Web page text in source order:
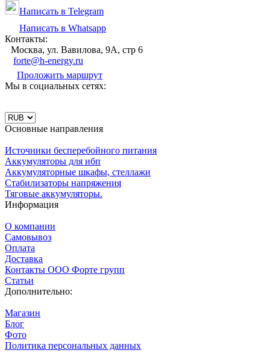
Написать в Telegram
Написать в Whatsapp
Контакты:
Москва, ул. Вавилова, 9А, стр 6
forte@h-energy.ru
Проложить маршрут
Мы в социальных сетях:
Основные направления
Источники бесперебойного питания
Аккумуляторы для ибп
Аккумуляторные шкафы, стеллажи
Стабилизаторы напряжения
Тяговые аккумуляторы.
Информация
О компании
Самовывоз
Оплата
Доставка
Контакты ООО Форте групп
Статьи
Дополнительно:
Магазин
Блог
Фото
Политика персональных данных